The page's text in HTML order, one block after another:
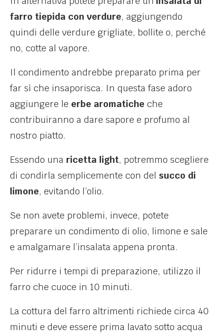
farro tiepida con verdure, aggiungendo
quindi delle verdure grigliate, bollite o, perché
no, cotte al vapore.
Il condimento andrebbe preparato prima per
far sì che insaporisca. In questa fase adoro
aggiungere le erbe aromatiche che
contribuiranno a dare sapore e profumo al
nostro piatto.
Essendo una ricetta light, potremmo scegliere
di condirla semplicemente con del succo di
limone, evitando l’olio.
Se non avete problemi, invece, potete
preparare un condimento di olio, limone e sale
e amalgamare l’insalata appena pronta.
Per ridurre i tempi di preparazione, utilizzo il
farro che cuoce in 10 minuti.
La cottura del farro altrimenti richiede circa 40
minuti e deve essere prima lavato sotto acqua